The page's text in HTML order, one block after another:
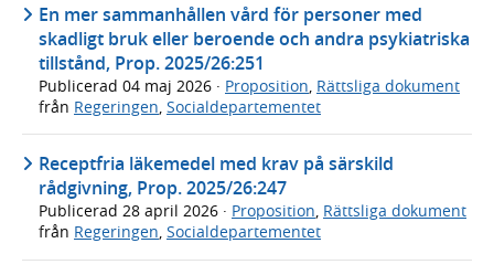
En mer sammanhållen vård för personer med
skadligt bruk eller beroende och andra psykiatriska
tillstånd, Prop. 2025/26:251
Publicerad 04 maj 2026 · Proposition Rättsliga dokument
från Regeringen Socialdepartementet
Receptfria läkemedel med krav på särskild
rådgivning, Prop. 2025/26:247
Publicerad 28 april 2026 · Proposition, Rättsliga dokument
från Regeringen, Socialdepartementet